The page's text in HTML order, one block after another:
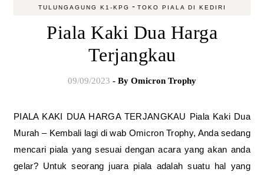
TULUNGAGUNG K1-KPG - TOKO PIALA DI KEDIRI
Piala Kaki Dua Harga
Terjangkau
09/09/2023 - By Omicron Trophy
PIALA KAKI DUA HARGA TERJANGKAU Piala Kaki Dua
Murah – Kembali lagi di wab Omicron Trophy, Anda sedang
mencari piala yang sesuai dengan acara yang akan anda
gelar? Untuk seorang juara piala adalah suatu hal yang